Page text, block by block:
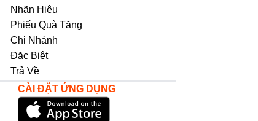
Nhãn Hiệu
Phiếu Quà Tặng
Chi Nhánh
Đặc Biệt
Trả Về
CÀI ĐẶT ỨNG DỤNG